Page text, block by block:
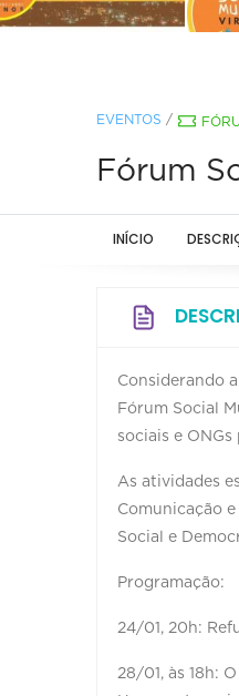
EVENTOS /
Fórum
INÍCIO
Considerando
Fórum Social
sociais e
As atividades
Comunicação
Social e
Programação:
24/01, 20h:
28/01, às 18h: